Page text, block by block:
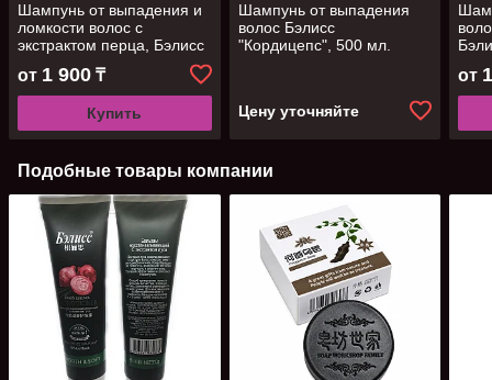
Шампунь от выпадения и
ломкости волос с
экстрактом перца, Бэлисс
от 1 900 ₸
Купить
Шампунь от выпадения
волос Бэлисс
"Кордицепс", 500 мл.
Цену уточняйте
от
Подобные товары компании